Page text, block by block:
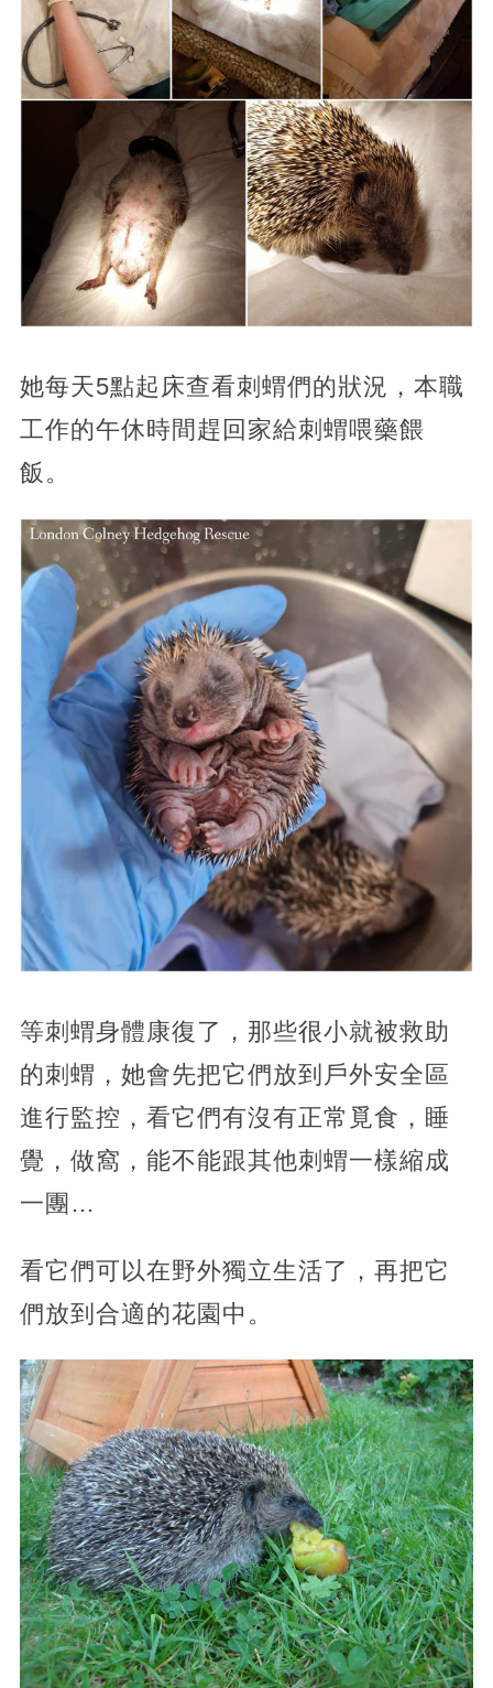
她每天5點起床查看刺蝟們的狀況，本職
工作的午休時間趕回家給刺蝟喂藥餵
飯。
等刺蝟身體康復了，那些很小就被救助
的刺蝟，她會先把它們放到戶外安全區
進行監控，看它們有沒有正常覓食，睡
覺，做窩，能不能跟其他刺蝟一樣縮成
一團…
看它們可以在野外獨立生活了，再把它
們放到合適的花園中。